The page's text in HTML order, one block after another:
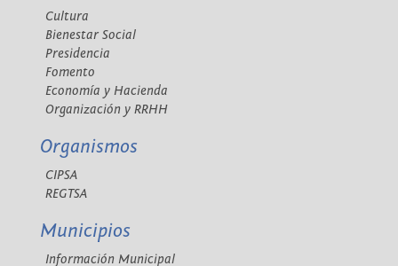
Cultura
Bienestar Social
Presidencia
Fomento
Economía y Hacienda
Organización y RRHH
Organismos
CIPSA
REGTSA
Municipios
Información Municipal